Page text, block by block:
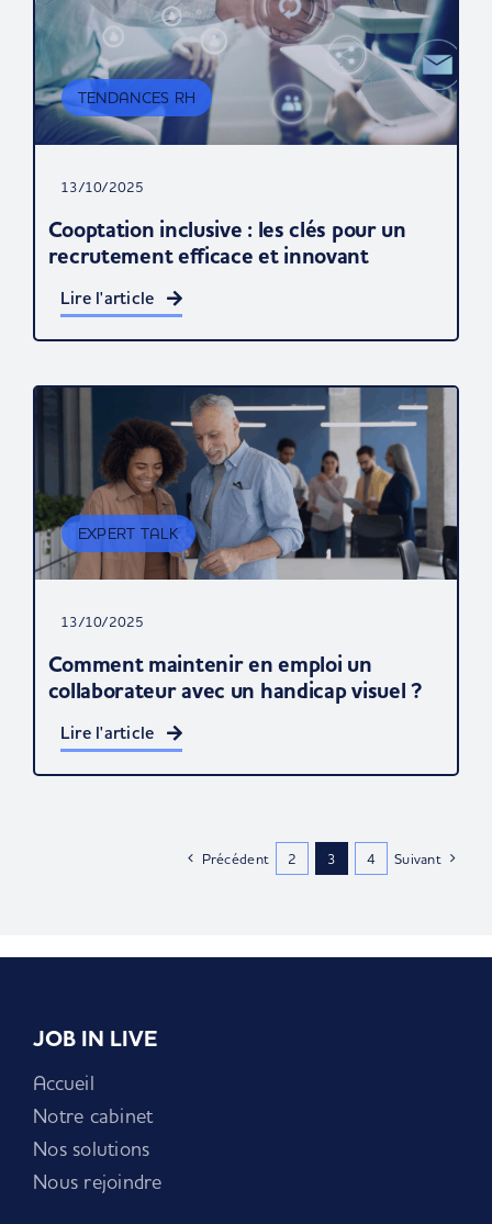
TENDANCES RH
13/10/2025
Cooptation inclusive : les clés pour un
recrutement efficace et innovant
Lire l'article
EXPERT TALK
13/10/2025
Comment maintenir en emploi un
collaborateur avec un handicap visuel ?
Lire l'article
Précédent 2 3 4 Suivant
JOB IN LIVE
Accueil
Notre cabinet
Nos solutions
Nous rejoindre